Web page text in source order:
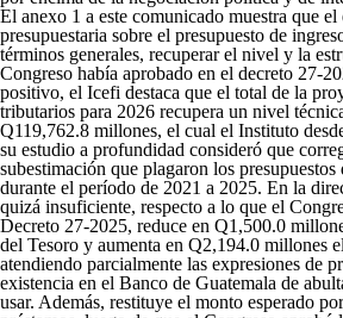
El anexo 1 a este comunicado muestra que
presupuestaria sobre el presupuesto de
términos generales, recuperar el nivel y la
Congreso había aprobado en el decreto 27-
positivo, el Icefi destaca que el total de la
tributarios para 2026 recupera un nivel
Q119,762.8 millones, el cual el Instituto
su estudio a profundidad consideró que
subestimación que plagaron los
durante el período de 2021 a 2025. En la
quizá insuficiente, respecto a lo que el
Decreto 27-2025, reduce en Q1,500.0
del Tesoro y aumenta en Q2,194.0 millones
atendiendo parcialmente las expresiones de
existencia en el Banco de Guatemala de
usar. Además, restituye el monto esperado